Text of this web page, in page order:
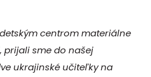
centrom materiálne
prijali sme do našej
ukrajinské učiteľky na